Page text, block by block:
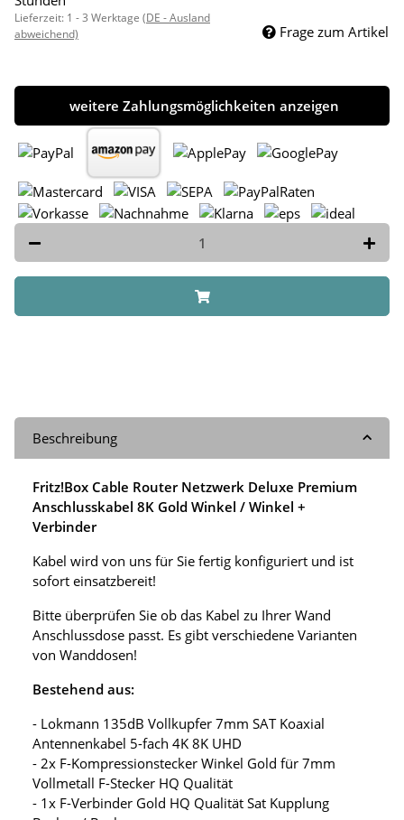
Lieferzeit: 1 - 3 Werktage (DE - Ausland
abweichend)
Frage zum Artikel
weitere Zahlungsmöglichkeiten anzeigen
Beschreibung
Fritz!Box Cable Router Netzwerk Deluxe Premium
Anschlusskabel 8K Gold Winkel / Winkel +
Verbinder
Kabel wird von uns für Sie fertig konfiguriert und ist
sofort einsatzbereit!
Bitte überprüfen Sie ob das Kabel zu Ihrer Wand
Anschlussdose passt. Es gibt verschiedene Varianten
von Wanddosen!
Bestehend aus:
- Lokmann 135dB Vollkupfer 7mm SAT Koaxial
Antennenkabel 5-fach 4K 8K UHD
- 2x F-Kompressionstecker Winkel Gold für 7mm
Vollmetall F-Stecker HQ Qualität
- 1x F-Verbinder Gold HQ Qualität Sat Kupplung